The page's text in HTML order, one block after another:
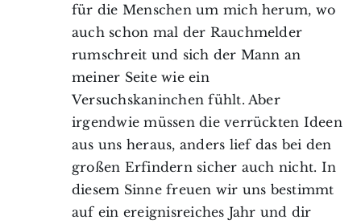
für die Menschen um mich herum, wo
auch schon mal der Rauchmelder
rumschreit und sich der Mann an
meiner Seite wie ein
Versuchskaninchen fühlt. Aber
irgendwie müssen die verrückten Ideen
aus uns heraus, anders lief das bei den
großen Erfindern sicher auch nicht. In
diesem Sinne freuen wir uns bestimmt
auf ein ereignisreiches Jahr und dir